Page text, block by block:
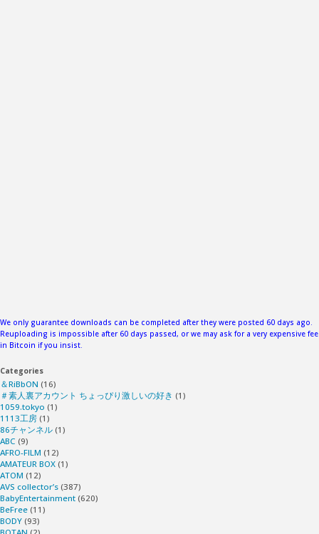
We only guarantee downloads can be completed after they were posted 60 days ago.
Reuploading is impossible after 60 days passed, or we may ask for a very expensive fee
in Bitcoin if you insist.
Categories
＆RiBbON (16)
＃素人裏アカウント ちょっぴり激しいの好き (1)
1059.tokyo (1)
1113工房 (1)
86チャンネル (1)
ABC (9)
AFRO-FILM (12)
AMATEUR BOX (1)
ATOM (12)
AVS collector’s (387)
BabyEntertainment (620)
BeFree (11)
BODY (93)